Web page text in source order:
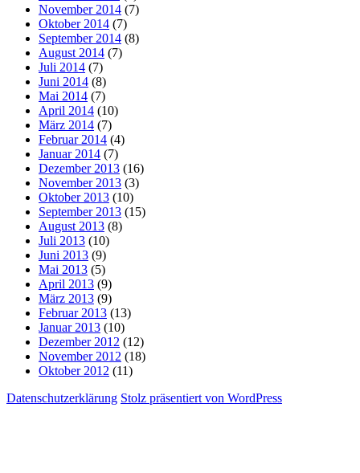
November 2014 (7)
Oktober 2014 (7)
September 2014 (8)
August 2014 (7)
Juli 2014 (7)
Juni 2014 (8)
Mai 2014 (7)
April 2014 (10)
März 2014 (7)
Februar 2014 (4)
Januar 2014 (7)
Dezember 2013 (16)
November 2013 (3)
Oktober 2013 (10)
September 2013 (15)
August 2013 (8)
Juli 2013 (10)
Juni 2013 (9)
Mai 2013 (5)
April 2013 (9)
März 2013 (9)
Februar 2013 (13)
Januar 2013 (10)
Dezember 2012 (12)
November 2012 (18)
Oktober 2012 (11)
Datenschutzerklärung Stolz präsentiert von WordPress